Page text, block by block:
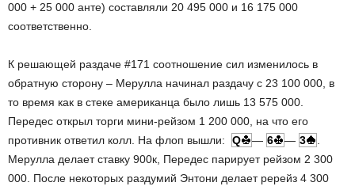
000 + 25 000 анте) составляли 20 495 000 и 16 175 000
соответственно.
К решающей раздаче #171 соотношение сил изменилось в
обратную сторону – Мерулла начинал раздачу с 23 100 000, в
то время как в стеке американца было лишь 13 575 000.
Передес открыл торги мини-рейзом 1 200 000, на что его
противник ответил колл. На флоп вышли: Q — 6 — 3
Мерулла делает ставку 900к, Передес парирует рейзом 2 300
000. После некоторых раздумий Энтони делает ререйз 4 300